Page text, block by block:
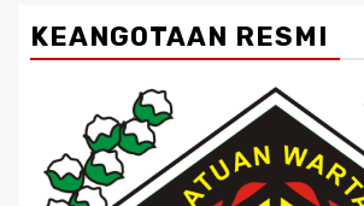
KEANGOTAAN RESMI